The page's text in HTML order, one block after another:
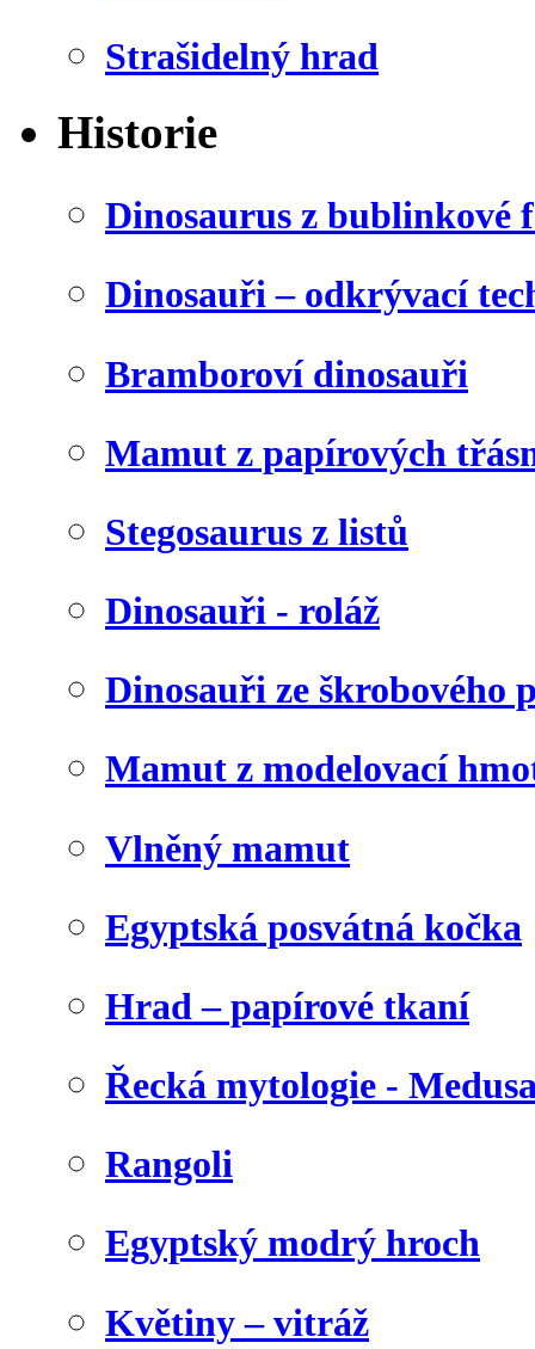
Strašidelný hrad
Historie
Dinosaurus z bublinkové
Dinosauři – odkrývací
Bramboroví dinosauři
Mamut z papírových
Stegosaurus z listů
Dinosauři - roláž
Dinosauři ze škrobového
Mamut z modelovací
Vlněný mamut
Egyptská posvátná kočka
Hrad – papírové tkaní
Řecká mytologie -
Rangoli
Egyptský modrý hroch
Květiny – vitráž